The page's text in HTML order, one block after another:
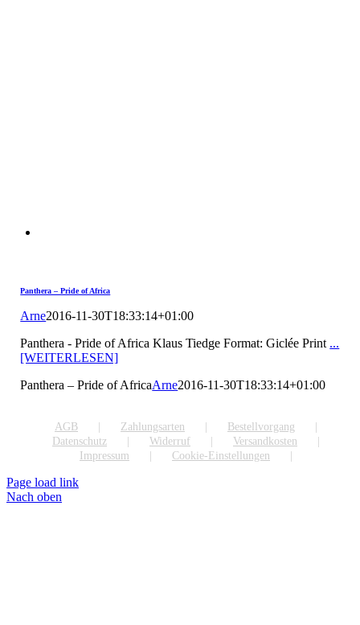
Panthera – Pride of Africa
Arne2016-11-30T18:33:14+01:00
Panthera - Pride of Africa Klaus Tiedge Format: Giclée Print ...
[WEITERLESEN]
Panthera – Pride of AfricaArne2016-11-30T18:33:14+01:00
AGB Zahlungsarten
Bestellvorgang
Datenschutz
Widerruf
Versandkosten
Impressum
Cookie-Einstellungen
Page load link
Nach oben